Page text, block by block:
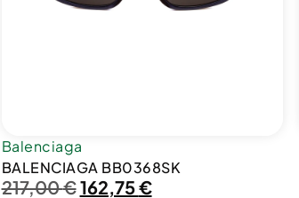
Balenciaga
BALENCIAGA BB0368SK
217,00€162,75€